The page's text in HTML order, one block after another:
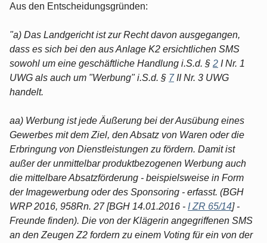
Aus den Entscheidungsgründen:
"a) Das Landgericht ist zur Recht davon ausgegangen,
dass es sich bei den aus Anlage K2 ersichtlichen SMS
sowohl um eine geschäftliche Handlung i.S.d. § 2 I Nr. 1
UWG als auch um "Werbung" i.S.d. § 7II Nr. 3 UWG
handelt.
aa) Werbung ist jede Äußerung bei der Ausübung eines
Gewerbes mit dem Ziel, den Absatz von Waren oder die
Erbringung von Dienstleistungen zu fördern. Damit ist
außer der unmittelbar produktbezogenen Werbung auch
die mittelbare Absatzförderung - beispielsweise in Form
der Imagewerbung oder des Sponsoring - erfasst. (BGH
WRP 2016, 958Rn. 27 [BGH 14.01.2016 - I ZR 65/14] -
Freunde finden). Die von der Klägerin angegriffenen SMS
an den Zeugen Z2 fordern zu einem Voting für ein von der